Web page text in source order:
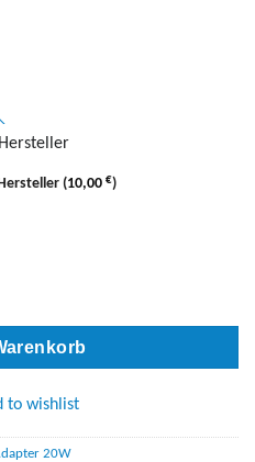
€.
(10,00 €)
to wishlist
20W